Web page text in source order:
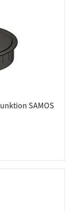
SAMOS